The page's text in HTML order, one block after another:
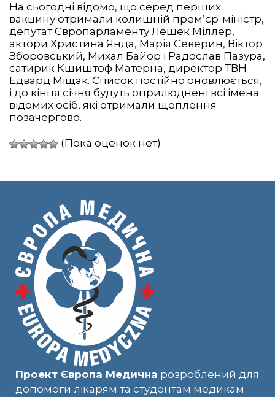
На сьогодні відомо, що серед перших
вакцину отримали колишній прем’єр-міністр,
депутат Європарламенту Лешек Міллер,
актори Христина Янда, Марія Северин, Віктор
Зборовський, Михал Байор і Радослав Пазура,
сатирик Кшиштоф Матерна, директор ТВН
Едвард Міщак. Список постійно оновлюється,
і до кінця січня будуть оприлюднені всі імена
відомих осіб, які отримали щеплення
позачергово.
(Пока оценок нет)
Проект Європа Медична розроблений для
допомоги лікарям та студентам медикам